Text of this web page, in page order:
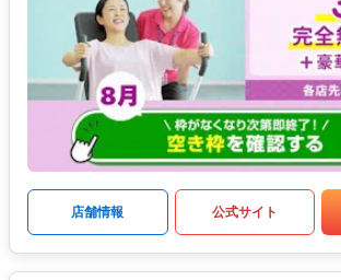
店舗情報 公式サイト